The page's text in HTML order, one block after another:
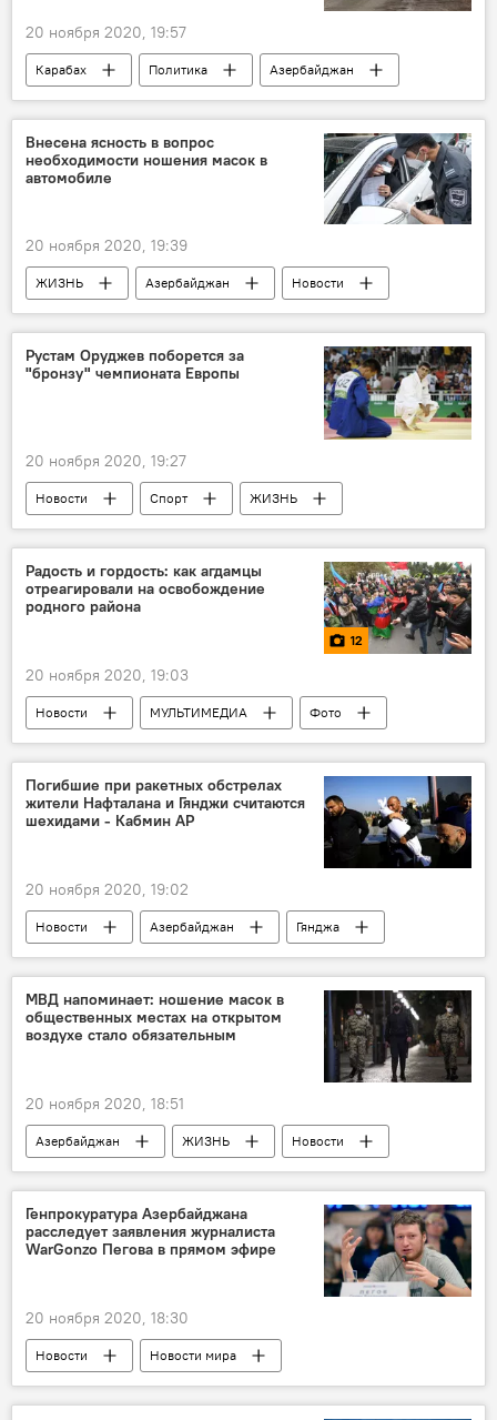
20 ноября 2020, 19:57
Карабах Политика
Азербайджан
Новости
Агдамский район
Флаг
Внесена ясность в вопрос
необходимости ношения масок в
автомобиле
20 ноября 2020, 19:39
ЖИЗНЬ Азербайджан
Новости
Автомобиль
Маска Водитель
Рустам Оруджев поборется за
"бронзу" чемпионата Европы
20 ноября 2020, 19:27
Новости Спорт
ЖИЗНЬ
Азербайджан
Рустам Оруджев
Радость и гордость: как агдамцы
отреагировали на освобождение
родного района
12
20 ноября 2020, 19:03
Новости МУЛЬТИМЕДИА
Фото
Карабах
Политика Азербайджан
Погибшие при ракетных обстрелах
жители Нафталана и Гянджи считаются
шехидами - Кабмин АР
20 ноября 2020, 19:02
Новости Азербайджан
Гянджа
Нафталан
Шехиды
МВД напоминает: ношение масок в
общественных местах на открытом
воздухе стало обязательным
20 ноября 2020, 18:51
Азербайджан ЖИЗНЬ
Новости
Коронавирус
Маска
Генпрокуратура Азербайджана
расследует заявления журналиста
WarGonzo Пегова в прямом эфире
20 ноября 2020, 18:30
Новости
Новости мира
Азербайджан
Россия
Карабах